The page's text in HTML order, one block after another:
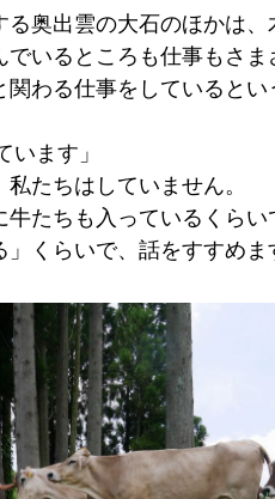
る奥出雲の大石のほかは、
いるところも仕事もさま
関わる仕事をしているとい
ます」
たちはしていません。
牛たちも入っているくらい
」くらいで、話をすすめま